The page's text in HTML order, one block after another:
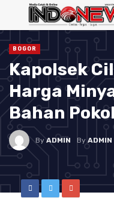
BOGOR
Kapolsek
Harga
Bahan
ByADMIN ByADMIN